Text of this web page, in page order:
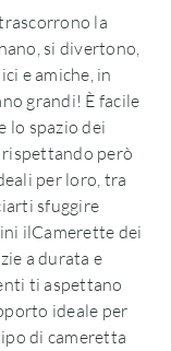
la
si divertono,
e amiche, in
grandi! È facile
lo spazio dei
rispettando però
per loro, tra
sfuggire
ilCamerette dei
a durata e
ti aspettano
ideale per
di cameretta